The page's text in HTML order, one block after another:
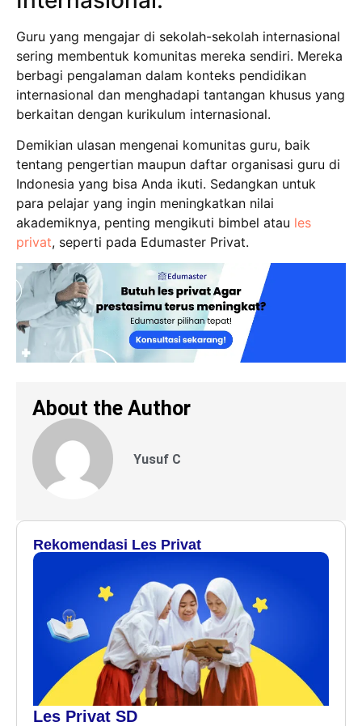
Guru yang mengajar di sekolah-sekolah internasional
sering membentuk komunitas mereka sendiri. Mereka
berbagi pengalaman dalam konteks pendidikan
internasional dan menghadapi tantangan khusus yang
berkaitan dengan kurikulum internasional.
Demikian ulasan mengenai komunitas guru, baik
tentang pengertian maupun daftar organisasi guru di
Indonesia yang bisa Anda ikuti. Sedangkan untuk
para pelajar yang ingin meningkatkan nilai
akademiknya, penting mengikuti bimbel atau les
privat, seperti pada Edumaster Privat.
About the Author
Yusuf C
Rekomendasi Les Privat
Les Privat SD